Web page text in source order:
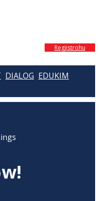
Regjistrohu
DIALOG EDUKIM